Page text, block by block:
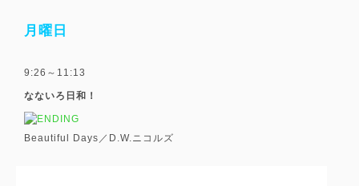
月曜日
9:26～11:13
なないろ日和！
Beautiful Days／D.W.ニコルズ